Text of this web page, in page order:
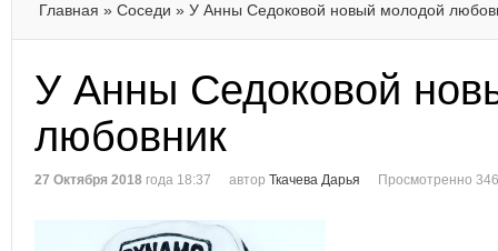
Главная » Соседи » У Анны Седоковой новый молодой
У Анны Седоковой
любовник
27 Октября 2018 года 18:37 автор Ткачева Дарья Просмотренно